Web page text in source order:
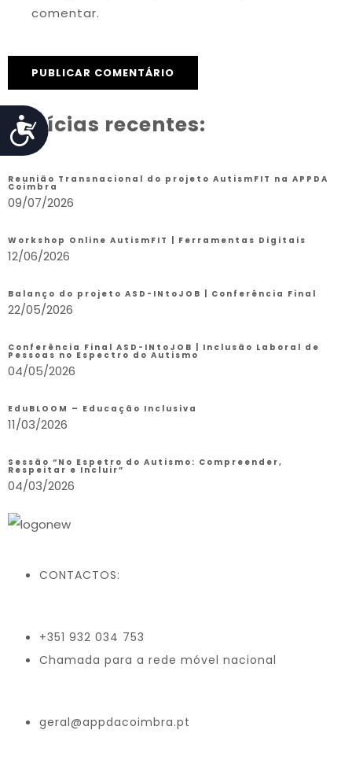
Acessibilidade
comentar.
Notícias recentes:
Reunião Transnacional do projeto AutismFIT na APPDA
Coimbra
09/07/2026
Workshop Online AutismFIT | Ferramentas Digitais
12/06/2026
Balanço do projeto ASD-INtoJOB | Conferência Final
22/05/2026
Conferência Final ASD-INtoJOB | Inclusão Laboral de
Pessoas no Espectro do Autismo
04/05/2026
EduBLOOM – Educação Inclusiva
11/03/2026
Sessão “No Espetro do Autismo: Compreender,
Respeitar e Incluir”
04/03/2026
CONTACTOS:
+351 932 034 753
Chamada para a rede móvel nacional
geral@appdacoimbra.pt